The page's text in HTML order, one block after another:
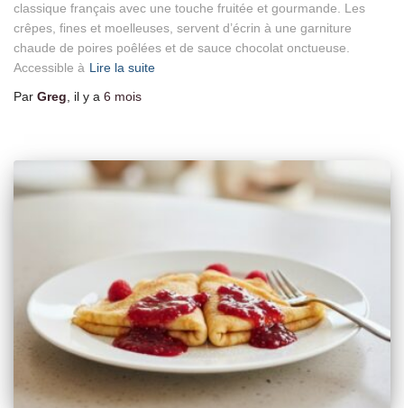
classique français avec une touche fruitée et gourmande. Les
crêpes, fines et moelleuses, servent d’écrin à une garniture
chaude de poires poêlées et de sauce chocolat onctueuse.
Accessible à Lire la suite
Par Greg, il y a 6 mois